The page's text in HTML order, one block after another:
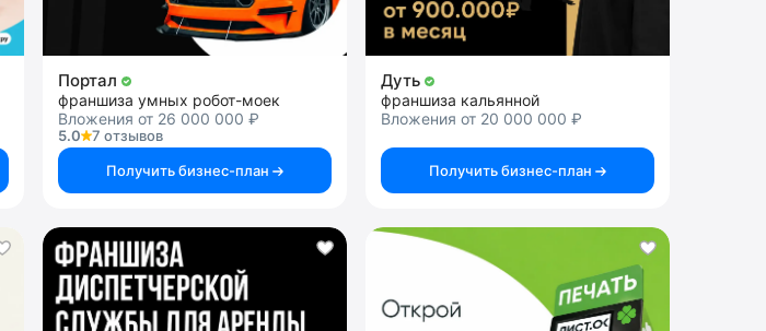
Портал
франшиза умных робот-моек
Вложения от 26 000 000 ₽
5.0
7 отзывов
Получить бизнес-план
Дуть
франшиза кальянной
Вложения от 20 000 000 ₽
Получить бизнес-план